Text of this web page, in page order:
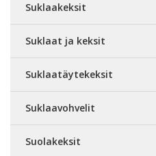
Suklaakeksit
Suklaat ja keksit
Suklaatäytekeksit
Suklaavohvelit
Suolakeksit